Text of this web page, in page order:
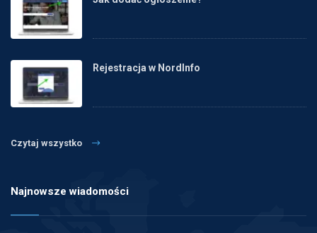
Rejestracja w NordInfo
Czytaj wszystko
Najnowsze wiadomości